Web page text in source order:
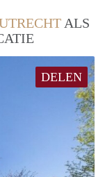
ALS
DELEN